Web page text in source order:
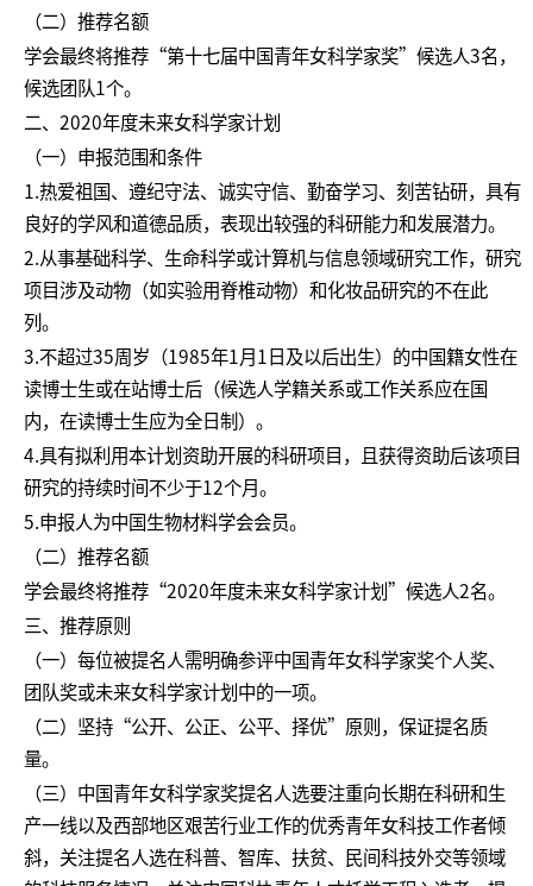
（二）推荐名额
学会最终将推荐“第十七届中国青年女科学家奖”候选人3名，
候选团队1个。
二、2020年度未来女科学家计划
（一）申报范围和条件
1.热爱祖国、遵纪守法、诚实守信、勤奋学习、刻苦钻研，具有
良好的学风和道德品质，表现出较强的科研能力和发展潜力。
2.从事基础科学、生命科学或计算机与信息领域研究工作，研究
项目涉及动物（如实验用脊椎动物）和化妆品研究的不在此
列。
3.不超过35周岁（1985年1月1日及以后出生）的中国籍女性在
读博士生或在站博士后（候选人学籍关系或工作关系应在国
内，在读博士生应为全日制）。
4.具有拟利用本计划资助开展的科研项目，且获得资助后该项目
研究的持续时间不少于12个月。
5.申报人为中国生物材料学会会员。
（二）推荐名额
学会最终将推荐“2020年度未来女科学家计划”候选人2名。
三、推荐原则
（一）每位被提名人需明确参评中国青年女科学家奖个人奖、
团队奖或未来女科学家计划中的一项。
（二）坚持“公开、公正、公平、择优”原则，保证提名质
量。
（三）中国青年女科学家奖提名人选要注重向长期在科研和生
产一线以及西部地区艰苦行业工作的优秀青年女科技工作者倾
斜，关注提名人选在科普、智库、扶贫、民间科技外交等领域